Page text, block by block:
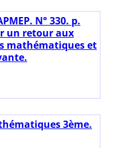
N° 330. p.
un retour aux
mathématiques et
3ème.